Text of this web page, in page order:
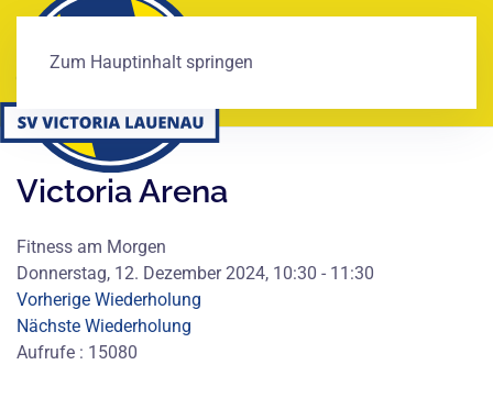
Zum Hauptinhalt springen
Victoria Arena
Fitness am Morgen
Donnerstag, 12. Dezember 2024, 10:30 - 11:30
Vorherige Wiederholung
Nächste Wiederholung
Aufrufe : 15080